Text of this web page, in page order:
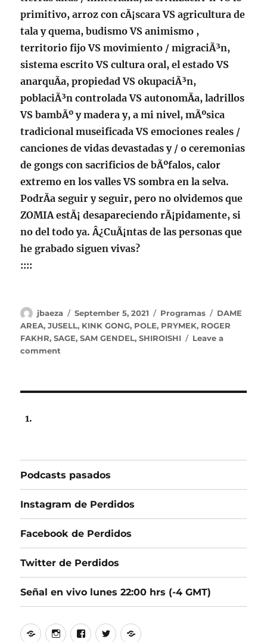
primitivo, arroz con cÃ¡scara VS agricultura de
tala y quema, budismo VS animismo ,
territorio fijo VS movimiento / migraciÃ³n,
sistema escrito VS cultura oral, el estado VS
anarquÃ­a, propiedad VS okupaciÃ³n,
poblaciÃ³n controlada VS autonomÃ­a, ladrillos
VS bambÃº y madera y, a mi nivel, mÃºsica
tradicional museificada VS emociones reales /
canciones de vidas devastadas y / o ceremonias
de gongs con sacrificios de bÃºfalos, calor
extremo en los valles VS sombra en la selva.
PodrÃ­a seguir y seguir, pero no olvidemos que
ZOMIA estÃ¡ desapareciendo rÃ¡pidamente, si
no del todo ya. Â¿CuÃ¡ntas de las personas que
he grabado siguen vivas?
::::
Author
jbaeza
Posted
on
September 5, 2021 Categories
Programas Tags
DAME
AREA,JUSELL, KINK GONG, POLE, PRYMEK, ROGER
FAKHR,SAGE,SAM GENDEL,SHIROISHI
Leave a
comment
hrs
102.5fm
Radio
U.
Podcasts pasados
Instagram de Perdidos
Facebook de Perdidos
Twitter de Perdidos
Señal en vivo lunes 22:00 hrs (-4 GMT)
PodcastsInstagram
Facebook
TwitterSeñal